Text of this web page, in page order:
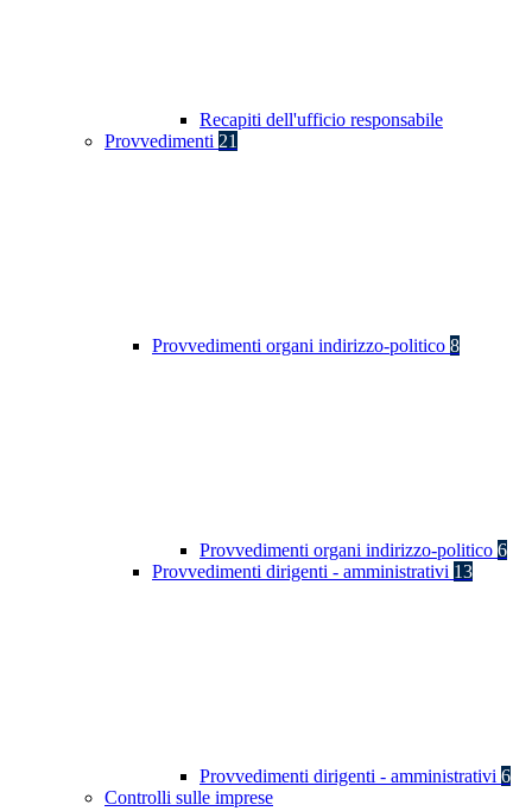
Recapiti dell'ufficio responsabile
Provvedimenti 21
Provvedimenti organi indirizzo-politico 8
Provvedimenti organi indirizzo-politico 6
Provvedimenti dirigenti - amministrativi 13
Provvedimenti dirigenti - amministrativi 6
Controlli sulle imprese